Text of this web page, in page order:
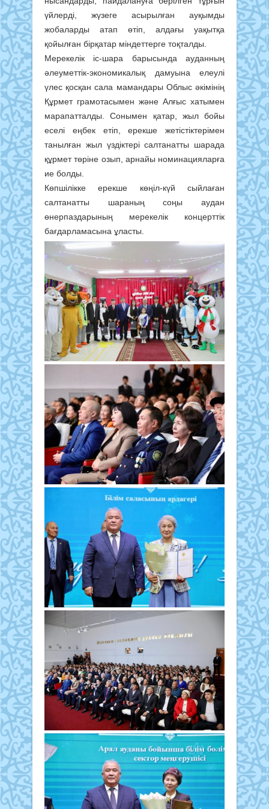
үйлерді, жүзеге асырылған ауқымды
жобаларды атап өтіп, алдағы уақытқа
қойылған бірқатар міндеттерге тоқталды.
Мерекелік іс-шара барысында ауданның
әлеуметтік-экономикалық дамуына елеулі
үлес қосқан сала мамандары Облыс әкімінің
Құрмет грамотасымен және Алғыс хатымен
марапатталды. Сонымен қатар, жыл бойы
еселі еңбек етіп, ерекше жетістіктерімен
танылған жыл үздіктері салтанатты шарада
құрмет төріне озып, арнайы номинацияларға
ие болды.
Көпшілікке ерекше көңіл-күй сыйлаған
салтанатты шараның соңы аудан
өнерпаздарының мерекелік концерттік
бағдарламасына ұласты.